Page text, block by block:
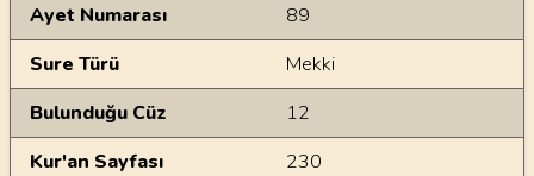
Ayet Numarası
89
Sure Türü
Mekki
Bulunduğu Cüz
12
Kur'an Sayfası
230